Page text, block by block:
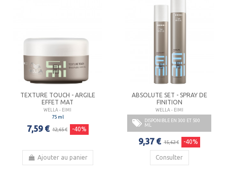
TEXTURE TOUCH - ARGILE
EFFET MAT
WELLA - EIMI
75 ml
7,59 € 12,65 € -40%
Ajouter au panier
ABSOLUTE SET - SPRAY DE
FINITION
WELLA - EIMI
DISPONIBLE EN 300 ET 500
ML
9,37 € 15,62 € -40%
Consulter